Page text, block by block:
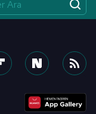
ilişkin detaylı bilgi
Bilgilendirme
Kanunu uyarınca
ve sitemizde
ilgili bilgi